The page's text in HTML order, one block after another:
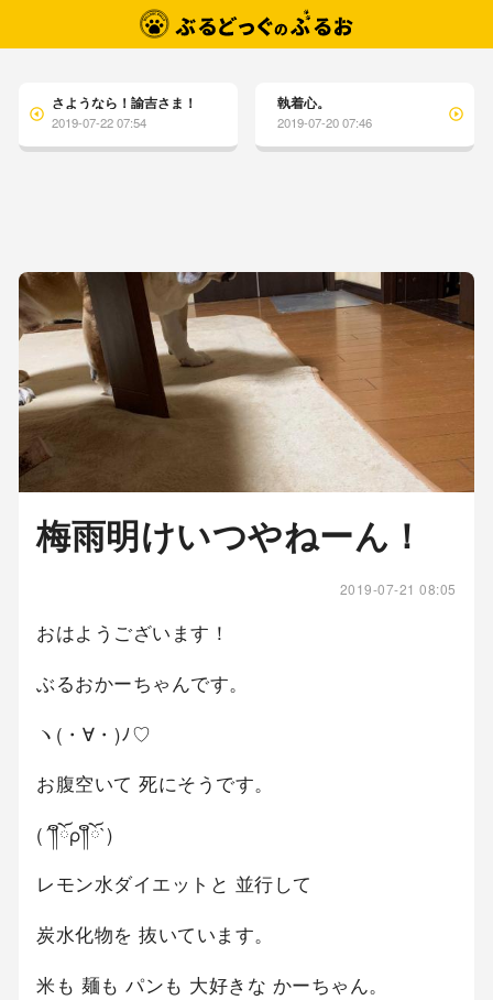
さようなら！諭吉さま！
2019-07-22 07:54
執着心。
2019-07-20 07:46
梅雨明けいつやねーん！
2019-07-21 08:05
おはようございます！
ぶるおかーちゃんです。
ヽ(・∀・)ﾉ♡
お腹空いて 死にそうです。
(´༎ຶོρ༎ຶོ`)
レモン水ダイエットと 並行して
炭水化物を 抜いています。
米も 麺も パンも 大好きな かーちゃん。